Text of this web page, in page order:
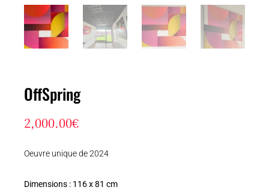
OffSpring
2,000.00€
Oeuvre unique de 2024
Dimensions : 116 x 81 cm